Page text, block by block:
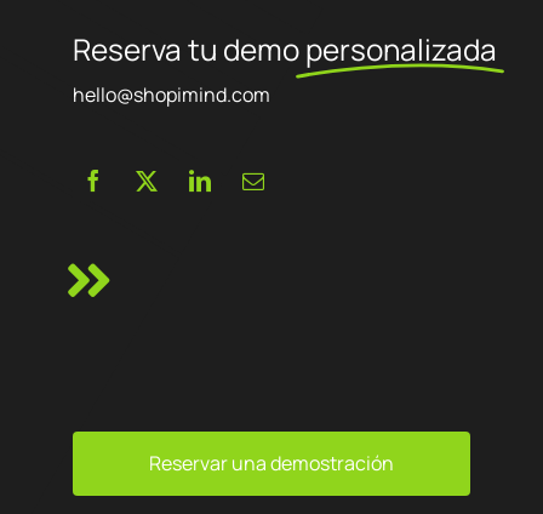
Reserva tu demopersonalizada
hello@shopimind.com
Reservar una demostración